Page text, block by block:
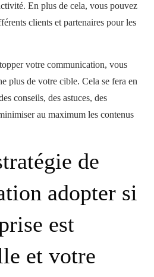
En plus de cela, vous pouvez
clients et partenaires pour les
votre communication, vous
plus de votre cible. Cela se fera en
conseils, des astuces, des
au maximum les contenus
de
adopter si
est
et votre